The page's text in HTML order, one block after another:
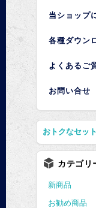
当ショップ
各種ダウン
よくあるご
お問い合せ
おトクなセッ
カテゴリ
新商品
お勧め商品